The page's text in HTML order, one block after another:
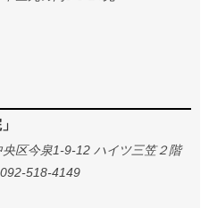
区今泉1-9-12 ハイツ三笠２階
518-4149